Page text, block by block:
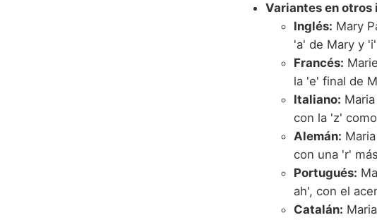
Variantes en otros
Inglés: Mary
'a' de Mary y
Francés:
la 'e' final de
Italiano:
con la 'z'
Alemán:
con una 'r'
Portugués:
ah', con el
Catalán: